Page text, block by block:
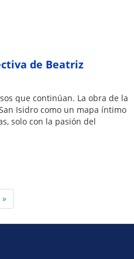
de Beatriz
que continúan. La obra de la
Isidro como un mapa íntimo
solo con la pasión del